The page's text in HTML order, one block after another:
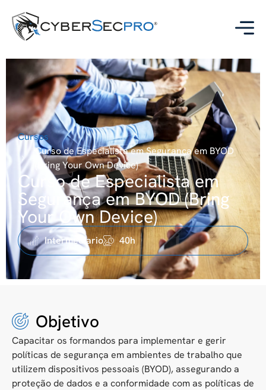
Cursos
Curso de Especialista em Segurança em BYOD
(Bring Your Own Device)
Curso de Especialista em
Segurança em BYOD (Bring
Your Own Device)
Intermediario 40h
Objetivo
Capacitar os formandos para implementar e gerir
políticas de segurança em ambientes de trabalho que
utilizem dispositivos pessoais (BYOD), assegurando a
proteção de dados e a conformidade com as políticas de